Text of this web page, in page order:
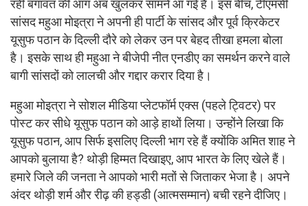
रही बगावत की आग अब खुलकर सामने आ गई है। इस बीच, टीएमसी
सांसद महुआ मोइत्रा ने अपनी ही पार्टी के सांसद और पूर्व क्रिकेटर
यूसुफ पठान के दिल्ली दौरे को लेकर उन पर बेहद तीखा हमला बोला
है। इसके साथ ही महुआ ने बीजेपी नीत एनडीए का समर्थन करने वाले
बागी सांसदों को लालची और गद्दार करार दिया है।
महुआ मोइत्रा ने सोशल मीडिया प्लेटफॉर्म एक्स (पहले ट्विटर) पर
पोस्ट कर सीधे यूसुफ पठान को आड़े हाथों लिया। उन्होंने लिखा कि
यूसुफ पठान, आप सिर्फ इसलिए दिल्ली भाग रहे हैं क्योंकि अमित शाह ने
आपको बुलाया है? थोड़ी हिम्मत दिखाइए, आप भारत के लिए खेले हैं।
हमारे जिले की जनता ने आपको भारी मतों से जिताकर भेजा है। अपने
अंदर थोड़ी शर्म और रीढ़ की हड्डी (आत्मसम्मान) बची रहने दीजिए।